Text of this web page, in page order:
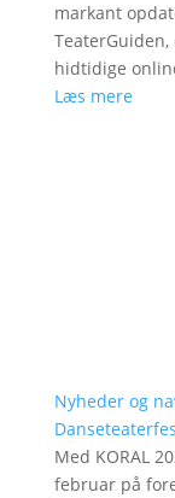
markant
hidtidige
Læs mere
Nyheder og
Med KORAL
februar på